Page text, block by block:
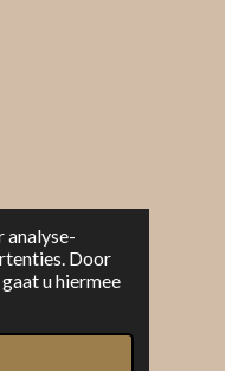
analyse-
Door
u hiermee